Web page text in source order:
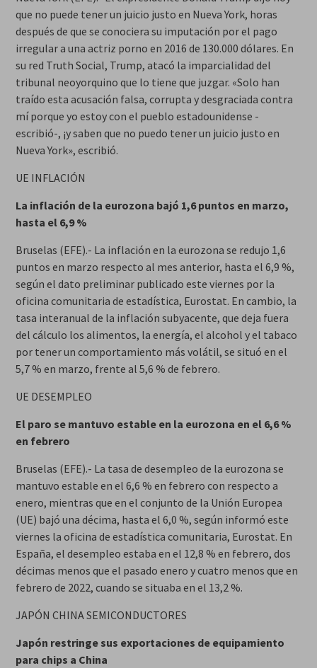
que no puede tener un juicio justo en Nueva York, horas
después de que se conociera su imputación por el pago
irregular a una actriz porno en 2016 de 130.000 dólares. En
su red Truth Social, Trump, atacó la imparcialidad del
tribunal neoyorquino que lo tiene que juzgar. «Solo han
traído esta acusación falsa, corrupta y desgraciada contra
mí porque yo estoy con el pueblo estadounidense -
escribió-, ¡y saben que no puedo tener un juicio justo en
Nueva York», escribió.
UE INFLACIÓN
La inflación de la eurozona bajó 1,6 puntos en marzo,
hasta el 6,9 %
Bruselas (EFE).- La inflación en la eurozona se redujo 1,6
puntos en marzo respecto al mes anterior, hasta el 6,9 %,
según el dato preliminar publicado este viernes por la
oficina comunitaria de estadística, Eurostat. En cambio, la
tasa interanual de la inflación subyacente, que deja fuera
del cálculo los alimentos, la energía, el alcohol y el tabaco
por tener un comportamiento más volátil, se situó en el
5,7 % en marzo, frente al 5,6 % de febrero.
UE DESEMPLEO
El paro se mantuvo estable en la eurozona en el 6,6 %
en febrero
Bruselas (EFE).- La tasa de desempleo de la eurozona se
mantuvo estable en el 6,6 % en febrero con respecto a
enero, mientras que en el conjunto de la Unión Europea
(UE) bajó una décima, hasta el 6,0 %, según informó este
viernes la oficina de estadística comunitaria, Eurostat. En
España, el desempleo estaba en el 12,8 % en febrero, dos
décimas menos que el pasado enero y cuatro menos que en
febrero de 2022, cuando se situaba en el 13,2 %.
JAPÓN CHINA SEMICONDUCTORES
Japón restringe sus exportaciones de equipamiento
para chips a China